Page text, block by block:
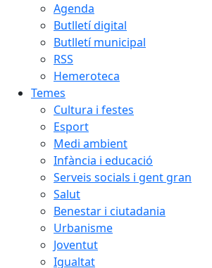
Agenda
Butlletí digital
Butlletí municipal
RSS
Hemeroteca
Temes
Cultura i festes
Esport
Medi ambient
Infància i educació
Serveis socials i gent gran
Salut
Benestar i ciutadania
Urbanisme
Joventut
Igualtat